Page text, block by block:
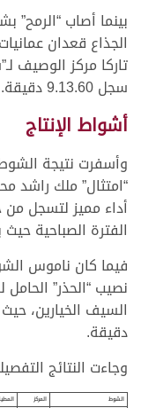
بينما أصاب “الرمح”
تاركا مركز الوصيف
سجل 9.13.60 دقيقة.
أشواط الإنتاج
وأسفرت نتيجة
“امتثال” ملك راشد
أداء مميز لتسجل
الفترة الصباحية حيث بلغ 9.10.36
فيما كان ناموس
نصيب “الحذر”
دقيقة.
وجاءت النتائج التفصيلية
الشوط المركز